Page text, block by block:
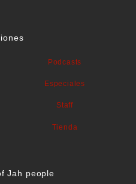
Podcasts
Especiales
Staff
Tienda
Jah people